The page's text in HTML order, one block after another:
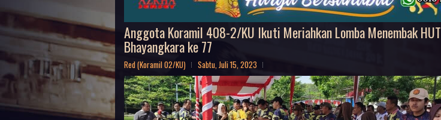
Anggota Koramil 408-2/KU Ikuti Meriahkan Lomba Menembak HUT
Bhayangkara ke 77
Red (Koramil 02/KU) Sabtu, Juli 15, 2023